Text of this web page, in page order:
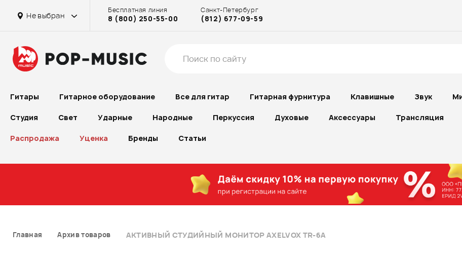
Не выбран
Бесплатная линия
8 (800) 250-55-00
Санкт-Петербург
(812) 677-09-59
Гитары Гитарное оборудование Все для гитар Гитарная фурнитура Клавишные Звук
Студия Свет Ударные Народные Перкуссия Духовые Аксессуары Трансляция
Распродажа Уценка Бренды Статьи
Главная Архив товаров АКТИВНЫЙ СТУДИЙНЫЙ МОНИТОР AXELVOX TR-6A